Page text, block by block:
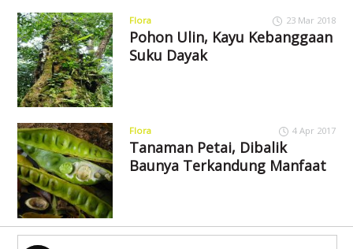
Flora 23 Mar 2018
Pohon Ulin, Kayu Kebanggaan
Suku Dayak
Flora 4 Apr 2017
Tanaman Petai, Dibalik
Baunya Terkandung Manfaat